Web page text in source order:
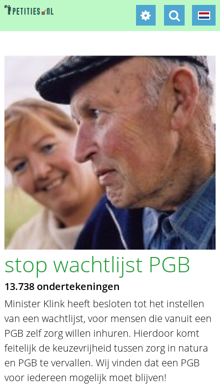
stop wachtlijst PGB
13.738 ondertekeningen
Minister Klink heeft besloten tot het instellen
van een wachtlijst, voor mensen die vanuit een
PGB zelf zorg willen inhuren. Hierdoor komt
feitelijk de keuzevrijheid tussen zorg in natura
en PGB te vervallen. Wij vinden dat een PGB
voor iedereen mogelijk moet blijven!